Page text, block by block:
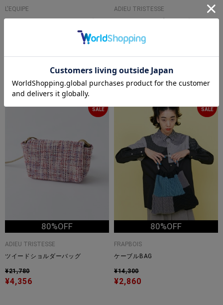
L'EQUIPE
2WAY シュリンクハンドバッグ
ADIEU TRISTESSE
¥21,780
¥4,356
SALE
80%OFF
ADIEU TRISTESSE
ツイードショルダーバッグ
¥21,780
¥4,356
SALE
80%OFF
FRAPBOIS
ケーブルBAG
¥14,300
¥2,860